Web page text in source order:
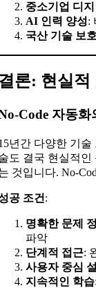
중소기업 디
AI 인력 양성:
국산 기술 보호
론: 현실적
Code 자동화
년간 다양한 기
도 결국 현실적인
것입니다. No-
공 조건 :
명확한 문제
파악
단계적 접근:
사용자 중심 설
지속적인 학습